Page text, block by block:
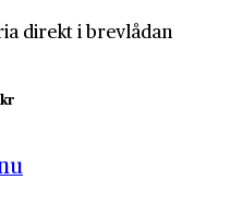
direkt i brevlådan